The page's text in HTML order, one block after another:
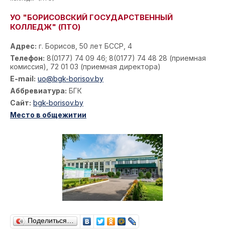
УО "БОРИСОВСКИЙ ГОСУДАРСТВЕННЫЙ
КОЛЛЕДЖ" (ПТО)
Адрес: г. Борисов, 50 лет БССР, 4
Телефон: 8(0177) 74 09 46; 8(0177) 74 48 28 (приемная
комиссия), 72 01 03 (приемная директора)
E-mail: uo@bgk-borisov.by
Аббревиатура: БГК
Сайт: bgk-borisov.by
Место в общежитии
Поделиться…